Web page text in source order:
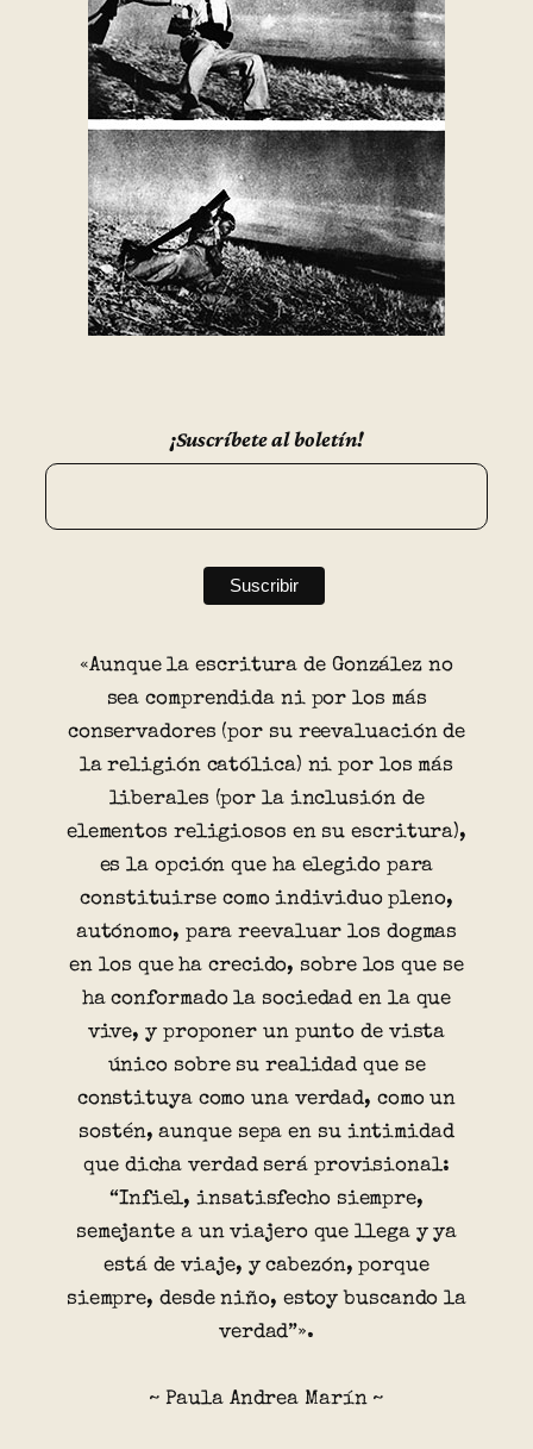
¡Suscríbete al boletín!
«Aunque la escritura de González no
sea comprendida ni por los más
conservadores (por su reevaluación de
la religión católica) ni por los más
liberales (por la inclusión de
elementos religiosos en su escritura),
es la opción que ha elegido para
constituirse como individuo pleno,
autónomo, para reevaluar los dogmas
en los que ha crecido, sobre los que se
ha conformado la sociedad en la que
vive, y proponer un punto de vista
único sobre su realidad que se
constituya como una verdad, como un
sostén, aunque sepa en su intimidad
que dicha verdad será provisional:
“Infiel, insatisfecho siempre,
semejante a un viajero que llega y ya
está de viaje, y cabezón, porque
siempre, desde niño, estoy buscando la
verdad”».
~ Paula Andrea Marín ~